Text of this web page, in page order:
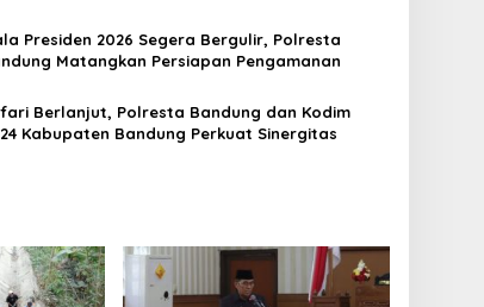
Presiden 2026 Segera Bergulir, Polresta
Matangkan Persiapan Pengamanan
Berlanjut, Polresta Bandung dan Kodim
Kabupaten Bandung Perkuat Sinergitas